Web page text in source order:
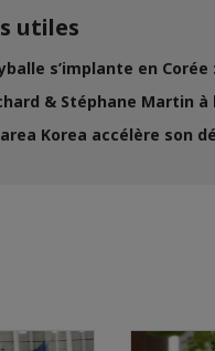
utiles
s’implante en
& Stéphane Martin
Korea accélère son